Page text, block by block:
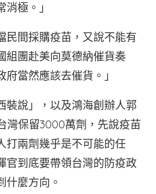
極。」
民間採購疫苗，又說不能有
組團赴美向莫德納催貨奏
當然應該去催貨。」
裝說」，以及鴻海創辦人郭
灣保留3000萬劑，先說疫苗
打兩劑幾乎是不可能的任
官到底要帶領台灣的防疫政
什麼方向。